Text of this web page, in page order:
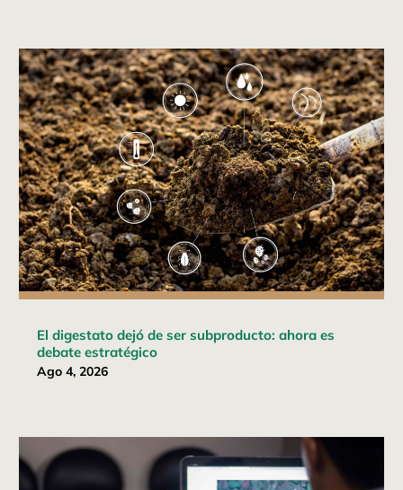
El digestato dejó de ser subproducto: ahora es
debate estratégico
Ago 4, 2026